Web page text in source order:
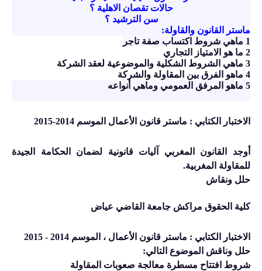
حالات تقصان الاهلية ؟
سن الترشيد ؟
ماستر القانون والقاولة:
1 ماهي شروط اكتساب صفة تاجر
2 ما هو الامتياز التجاري
3 ماهي الشروط الشكلية والموضوعية لعقد الشركة
4 ماهو الفرق بين المقاولة والشركة
5 ماهو المرفق العمومي وماهي أنواعه
الاختبار الكتابي : ماستر قانون الأعمال الموسم 2014-2015
أوجد القانون المغربي آليات قانونية لضمان الحكامة الجيدة
للمقاولة المغربية.
حلل ونقاش
كلية الحقوق مراكش جامعة القاضي عياض
الاختبار الكتابي : ماستر قانون الأعمال ، الموسم 2014 - 2015
حلل وناقش الموضوع التالي:
شروط افتتاح مسطرة معالجة صعوبات المقاولة